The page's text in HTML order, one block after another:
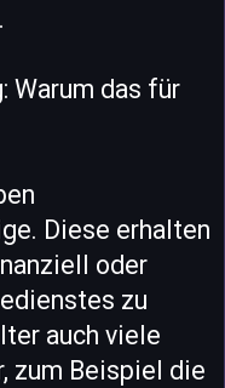
Warum das für
Diese erhalten
oder
zu
auch viele
zum Beispiel die